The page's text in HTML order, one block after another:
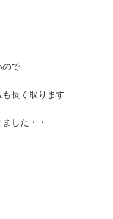
ので
長く取ります
した・・